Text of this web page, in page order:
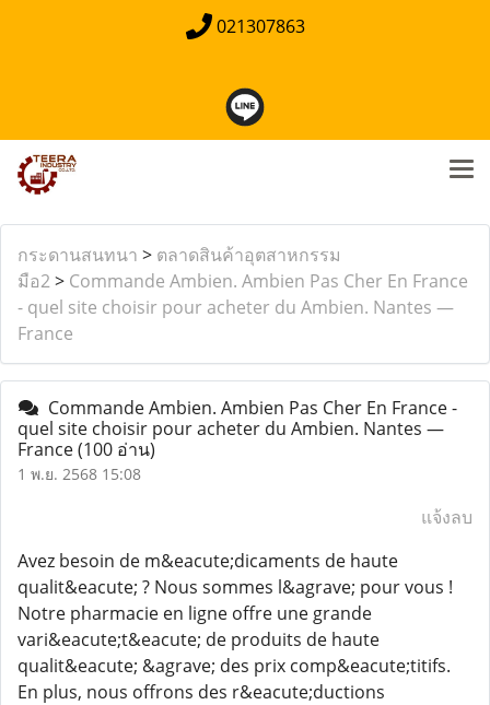
021307863
กระดานสนทนา > ตลาดสินค้าอุตสาหกรรม
มือ2> Commande Ambien. Ambien Pas Cher En France
- quel site choisir pour acheter du Ambien. Nantes —
France
Commande Ambien. Ambien Pas Cher En France -
quel site choisir pour acheter du Ambien. Nantes —
France(100 อ่าน)
1 พ.ย. 2568 15:08
แจ้งลบ
Avez besoin de m&eacute;dicaments de haute
qualit&eacute; ? Nous sommes l&agrave; pour vous !
Notre pharmacie en ligne offre une grande
vari&eacute;t&eacute; de produits de haute
qualit&eacute; &agrave; des prix comp&eacute;titifs.
En plus, nous offrons des r&eacute;ductions